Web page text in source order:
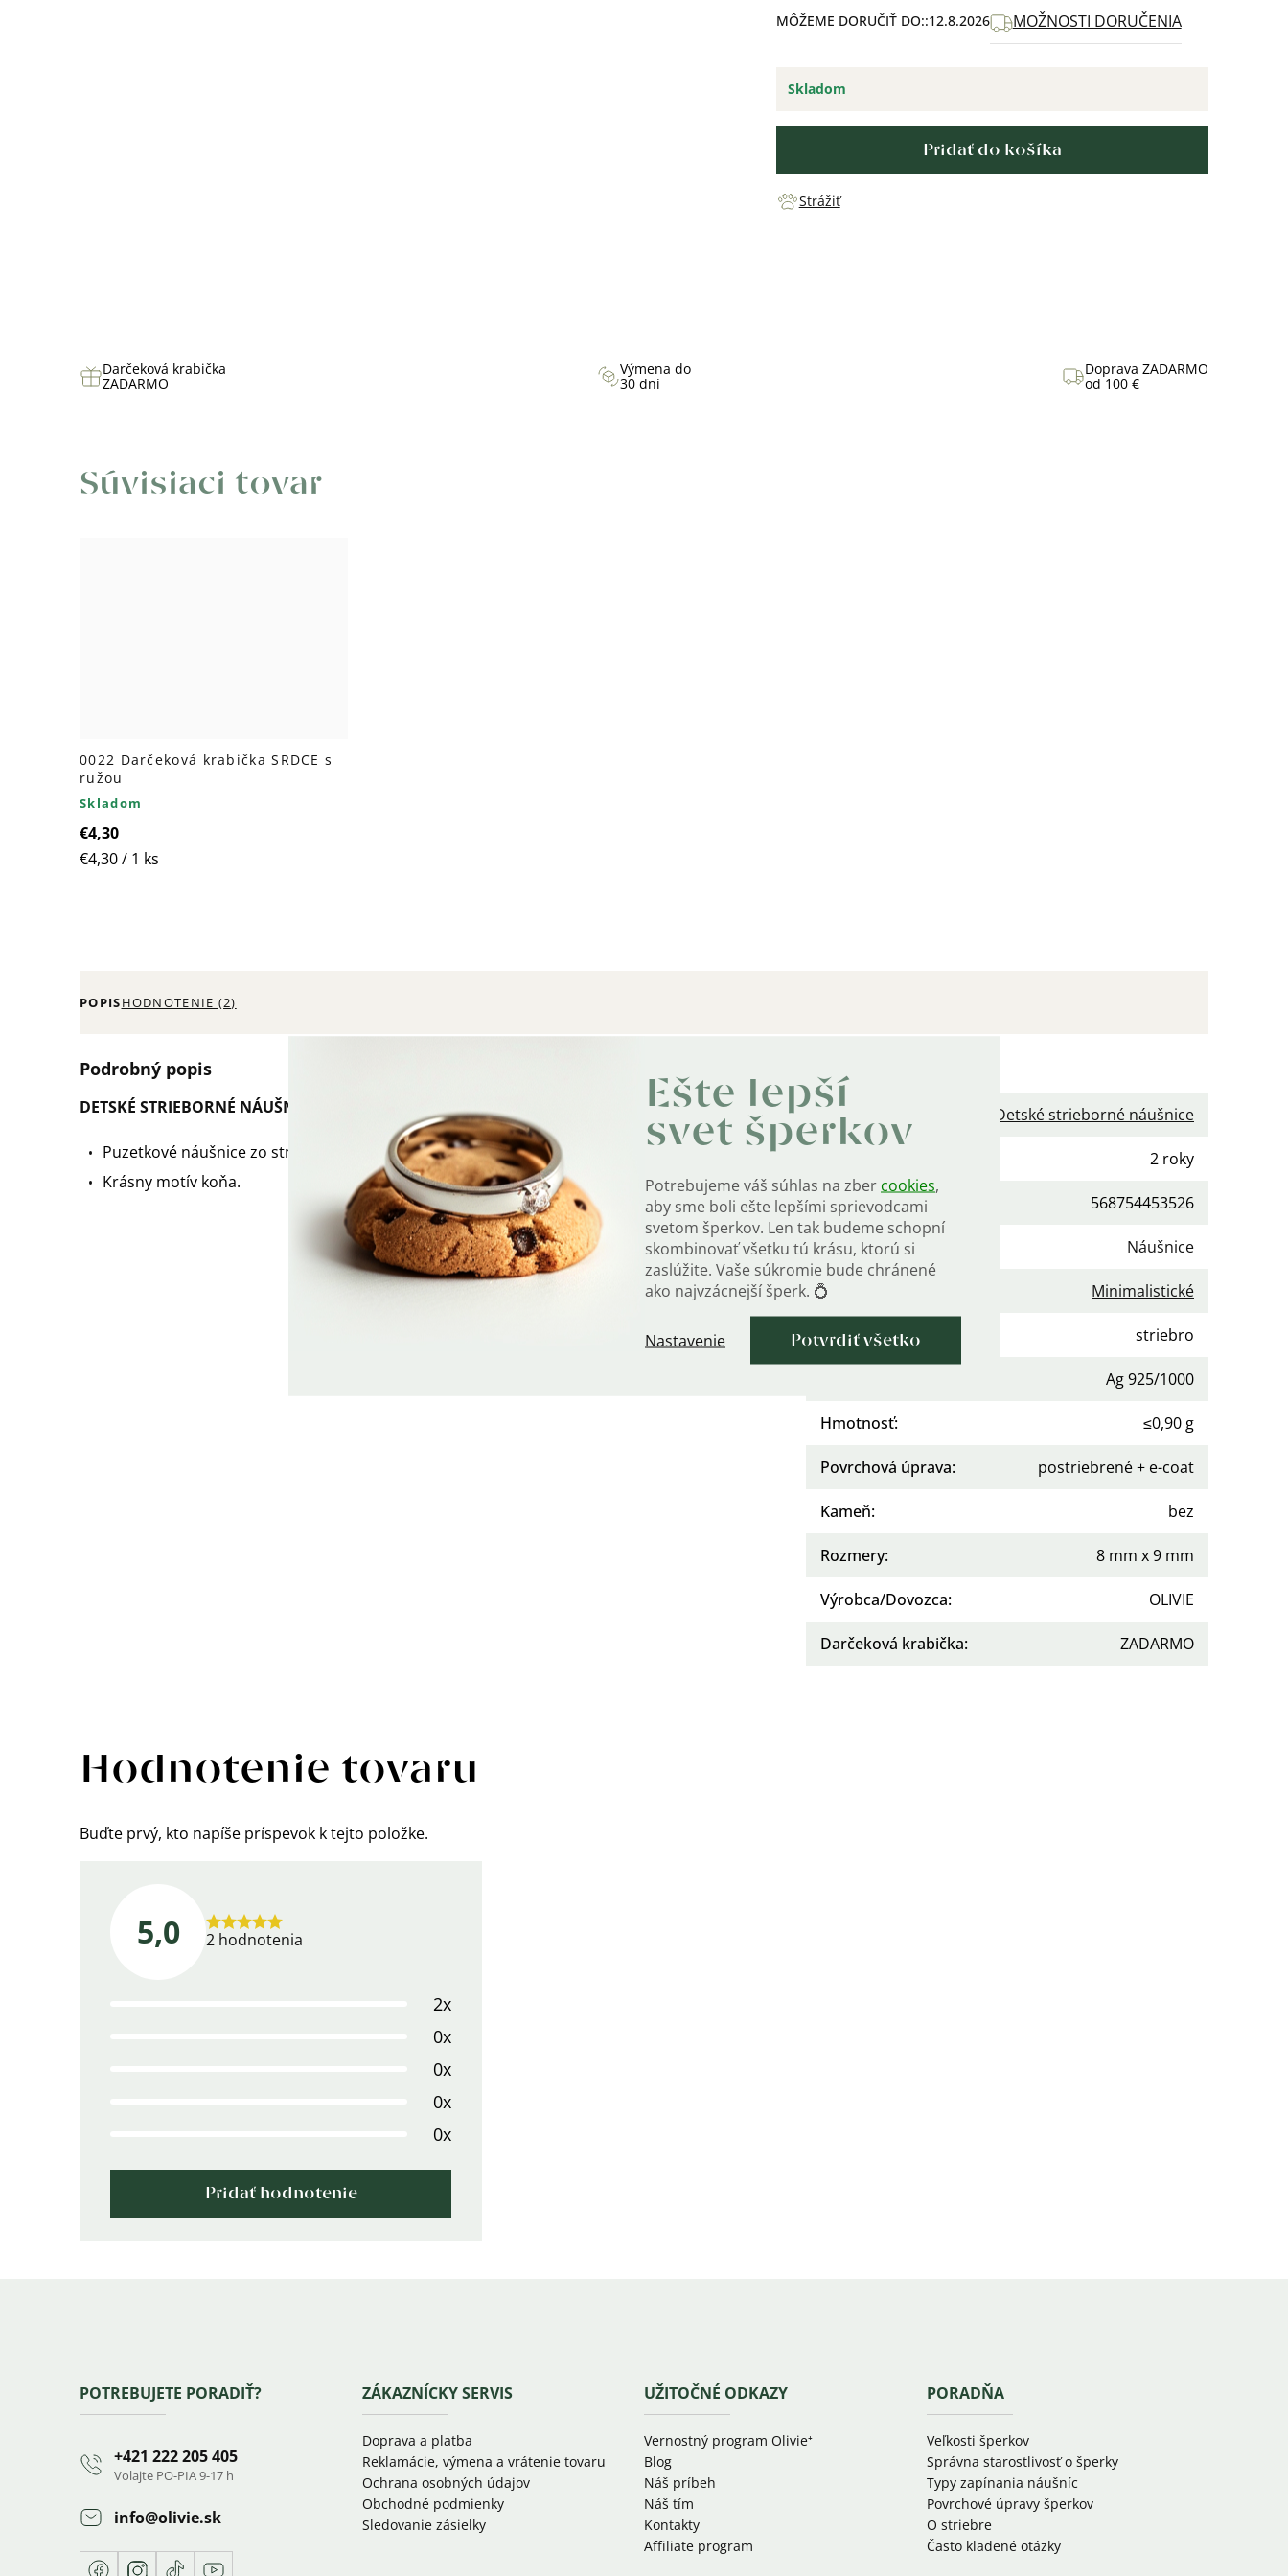
Ešte lepší
svet šperkov
Potrebujeme váš súhlas na zber cookies,
aby sme boli ešte lepšími sprievodcami
svetom šperkov. Len tak budeme schopní
skombinovať všetku tú krásu, ktorú si
zaslúžite. Vaše súkromie bude chránené
ako najvzácnejší šperk. 💍
Nastavenie Potvrdiť všetko
Skladom
MÔŽEME DORUČIŤ DO: 12.8.2026 MOŽNOSTI DORUČENIA
Pridať do košíka
Strážiť
Darčeková krabička
ZADARMO
Výmena do
30 dní
Doprava ZADARMO
od 100 €
Súvisiaci tovar
0022 Darčeková krabička SRDCE s
ružou
Skladom
€4,30
Jednotková
€4,30 / 1 ks
POPISHODNOTENIE (2)
Podrobný popis
DETSKÉ STRIEBORNÉ NÁUŠNICE KONÍK
Puzetkové náušnice zo striebra 925/1000.
Krásny motív koňa.
Kategória Detské strieborné náušnice
2 roky
EAN: 568754453526
Kategória: Náušnice
Styl Minimalistické
Materiál: striebro
Ag 925/1000
Hmotnosť: ≤0,90 g
Povrchová úprava: postriebrené + e-coat
Kameň: bez
Rozmery: 8 mm x 9 mm
Výrobca/Dovozca: OLIVIE
Darčeková krabička: ZADARMO
Hodnotenie tovaru
Buďte prvý, kto napíše príspevok k tejto položke.
5,0
Priemerné
2 hodnotenia
2x
0x
0x
0x
0x
Pridať hodnotenie
hodnotení
ZápätiePOTREBUJETE PORADIŤ?
+421 222 205 405
Volajte PO-PIA 9-17 h
info@olivie.sk
ZÁKAZNÍCKY SERVIS
Doprava a platba
Reklamácie, výmena a vrátenie tovaru
Ochrana osobných údajov
Obchodné podmienky
Sledovanie zásielky
UŽITOČNÉ ODKAZY
Vernostný program Olivie⁺
Blog
Náš príbeh
Náš tím
Kontakty
Affiliate program
PORADŇA
Veľkosti šperkov
Správna starostlivosť o šperky
Typy zapínania náušníc
Povrchové úpravy šperkov
O striebre
Často kladené otázky